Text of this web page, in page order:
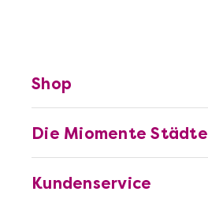
Kundenservice
Die Miomente Städte
Shop